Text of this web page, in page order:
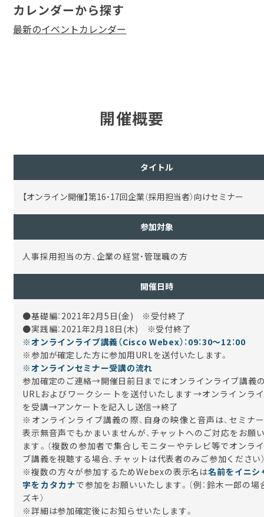
カレンダーから探す
最新のイベントカレンダー
開催概要
タイトル
【オンライン開催】第16・17回企業（採用担当者）向けセミナー
参加対象
人事採用担当の方、企業の経営・管理職の方
開催日時
●基礎編：2021年2月5日(金) ※受付終了
●実践編：2021年2月18日(木) ※受付終了
※オンラインライブ講義（Cisco Webex）：09：30～12：00
※参加が確定した方に参加用URLを送付いたします。
※オンラインセミナー受講の流れ
参加確定のご連絡→開催日前日までにオンラインライブ講義
URLおよびワークシートを送付いたします→オンラインラ
を受講→アンケートを記入し送信→終了
※オンラインライブ講義の際、自身の映像と音声は、セミナ
表示無音声でもかまいませんが、チャットへのご対応をお願
ます。（複数の参加者で集合しモニターやテレビ等でオンラ
ブ講義を視聴する場合、チャットは代表者のみご参加ください
※複数の方々が参加するためWebexの表示名は名前をイニシ
字をカタカナで参加をお願いいたします。（例：鈴木一郎の
ズキ）
※詳細は参加確定後にお知らせいたします。